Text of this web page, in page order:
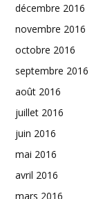
décembre 2016
novembre 2016
octobre 2016
septembre 2016
août 2016
juillet 2016
juin 2016
mai 2016
avril 2016
mars 2016